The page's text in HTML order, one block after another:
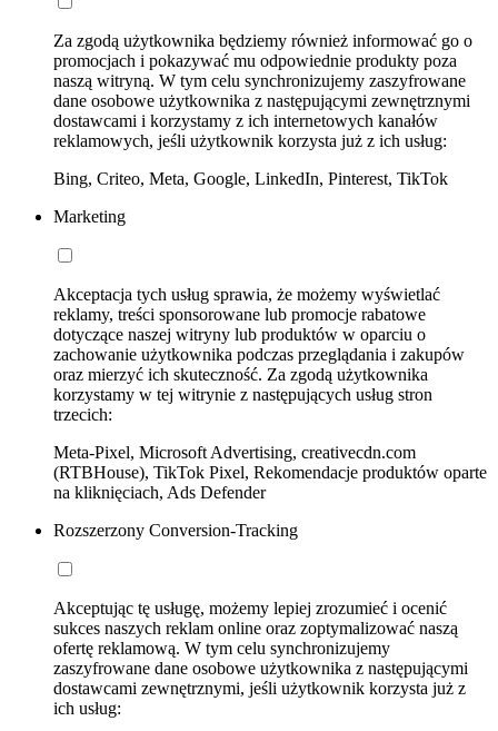
Za zgodą użytkownika będziemy również informować go o
promocjach i pokazywać mu odpowiednie produkty poza
naszą witryną. W tym celu synchronizujemy zaszyfrowane
dane osobowe użytkownika z następującymi zewnętrznymi
dostawcami i korzystamy z ich internetowych kanałów
reklamowych, jeśli użytkownik korzysta już z ich usług:
Bing, Criteo, Meta, Google, LinkedIn, Pinterest, TikTok
Marketing
Akceptacja tych usług sprawia, że możemy wyświetlać
reklamy, treści sponsorowane lub promocje rabatowe
dotyczące naszej witryny lub produktów w oparciu o
zachowanie użytkownika podczas przeglądania i zakupów
oraz mierzyć ich skuteczność. Za zgodą użytkownika
korzystamy w tej witrynie z następujących usług stron
trzecich:
Meta-Pixel, Microsoft Advertising, creativecdn.com
(RTBHouse), TikTok Pixel, Rekomendacje produktów oparte
na kliknięciach, Ads Defender
Rozszerzony Conversion-Tracking
Akceptując tę usługę, możemy lepiej zrozumieć i ocenić
sukces naszych reklam online oraz zoptymalizować naszą
ofertę reklamową. W tym celu synchronizujemy
zaszyfrowane dane osobowe użytkownika z następującymi
dostawcami zewnętrznymi, jeśli użytkownik korzysta już z
ich usług: